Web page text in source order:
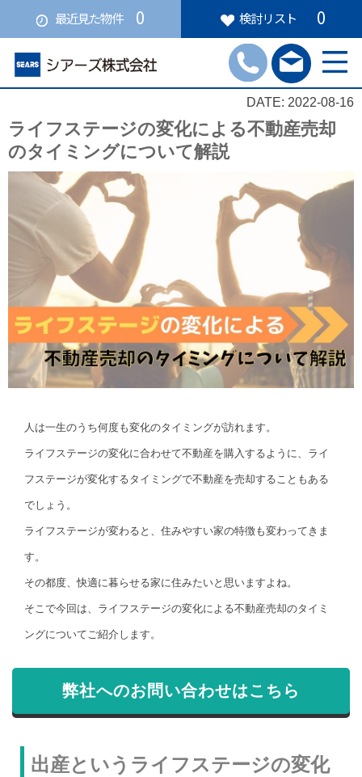
最近見た物件 0 検討リスト 0
DATE: 2022-08-16
ライフステージの変化による不動産売却
のタイミングについて解説
人は一生のうち何度も変化のタイミングが訪れます。
ライフステージの変化に合わせて不動産を購入するように、ライ
フステージが変化するタイミングで不動産を売却することもある
でしょう。
ライフステージが変わると、住みやすい家の特徴も変わってきま
す。
その都度、快適に暮らせる家に住みたいと思いますよね。
そこで今回は、ライフステージの変化による不動産売却のタイミ
ングについてご紹介します。
弊社へのお問い合わせはこちら
出産というライフステージの変化